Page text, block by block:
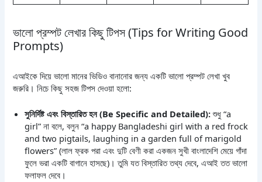
ভালো প্রম্পট লেখার কিছু টিপস (Tips for Writing Good
Prompts)
এআইকে দিয়ে ভালো মানের ভিডিও বানানোর জন্য একটি ভালো প্রম্পট লেখা খুব
জরুরি। নিচে কিছু সহজ টিপস দেওয়া হলো:
সুনির্দিষ্ট এবং বিস্তারিত হন (Be Specific and Detailed): শুধু “a
girl” না বলে, বলুন “a happy Bangladeshi girl with a red frock
and two pigtails, laughing in a garden full of marigold
flowers” (লাল ফ্রক পরা এবং দুটি বেণী করা একজন সুখী বাংলাদেশি মেয়ে গাঁদা
ফুলে ভরা একটি বাগানে হাসছে)। তুমি যত বিস্তারিত তথ্য দেবে, এআই তত ভালো
ফলাফল দেবে।